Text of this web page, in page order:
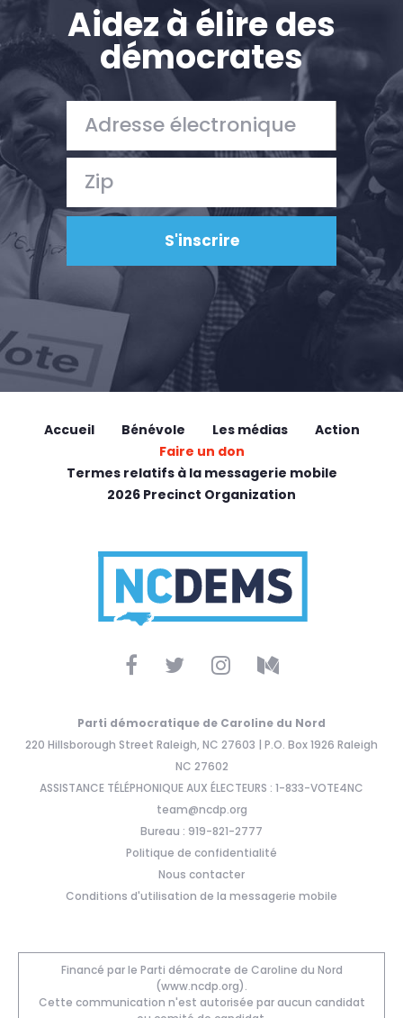
Aidez à élire des
démocrates
Accueil Bénévole Les médias
Action
Faire un don
Termes relatifs à la messagerie mobile
2026 Precinct Organization
Parti démocratique de Caroline du Nord
220 Hillsborough Street Raleigh, NC 27603 | P.O. Box 1926 Raleigh
NC 27602
ASSISTANCE TÉLÉPHONIQUE AUX ÉLECTEURS : 1-833-VOTE4NC
team@ncdp.org
Bureau : 919-821-2777
Politique de confidentialité
Nous contacter
Conditions d'utilisation de la messagerie mobile
Financé par le Parti démocrate de Caroline du Nord
(www.ncdp.org).
Cette communication n'est autorisée par aucun candidat